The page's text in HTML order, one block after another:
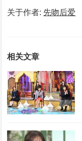
关于作者: 先吻后爱
相关文章